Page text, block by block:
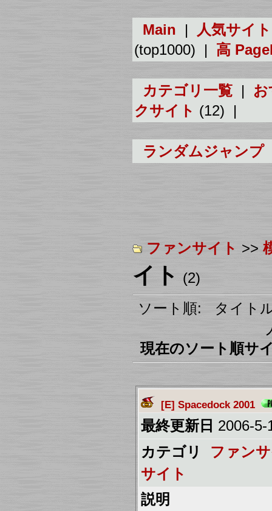
Main | 人気サイト
(top1000) | 高
カテゴリ一覧 |
クサイト (12) |
ランダムジャンプ
ファンサイト >>
イト (2)
ソート順: タイト
現在のソート順サ
[E] Spacedock 2001
最終更新日 2006-5-
カテゴリ
ファン
サイト
説明